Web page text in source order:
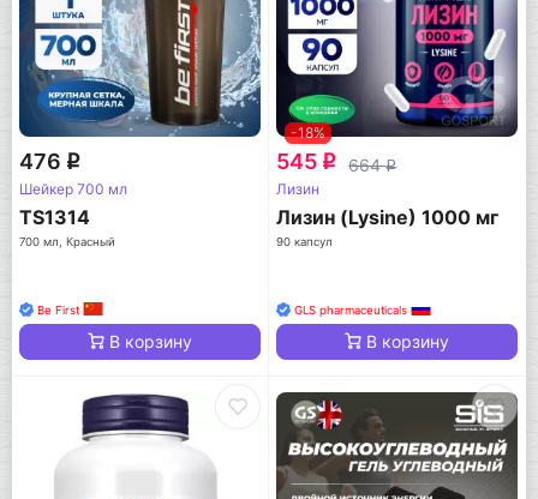
476 q
Шейкер 700 мл
TS1314
700 мл, Красный
Be First
В корзину
-18%
545 q 664q
Лизин
Лизин (Lysine) 1000 мг
90 капсул
GLS pharmaceuticals
В корзину